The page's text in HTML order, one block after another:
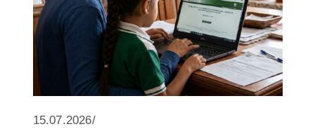
15.07.2026/